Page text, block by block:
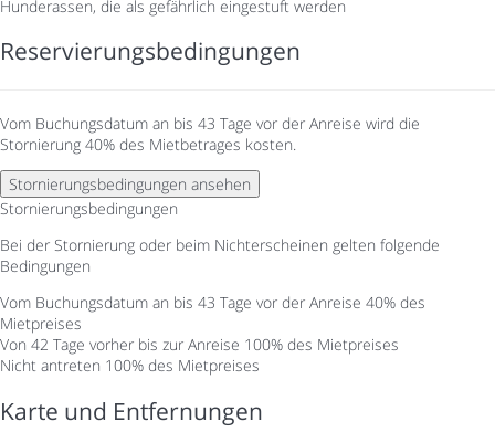
Hunderassen, die als gefährlich eingestuft werden
Reservierungsbedingungen
Vom Buchungsdatum an bis 43 Tage vor der Anreise wird die
Stornierung 40% des Mietbetrages kosten.
Stornierungsbedingungen ansehen
Stornierungsbedingungen
Bei der Stornierung oder beim Nichterscheinen gelten folgende
Bedingungen
Vom Buchungsdatum an bis 43 Tage vor der Anreise 40% des
Mietpreises
Von 42 Tage vorher bis zur Anreise 100% des Mietpreises
Nicht antreten 100% des Mietpreises
Karte und Entfernungen